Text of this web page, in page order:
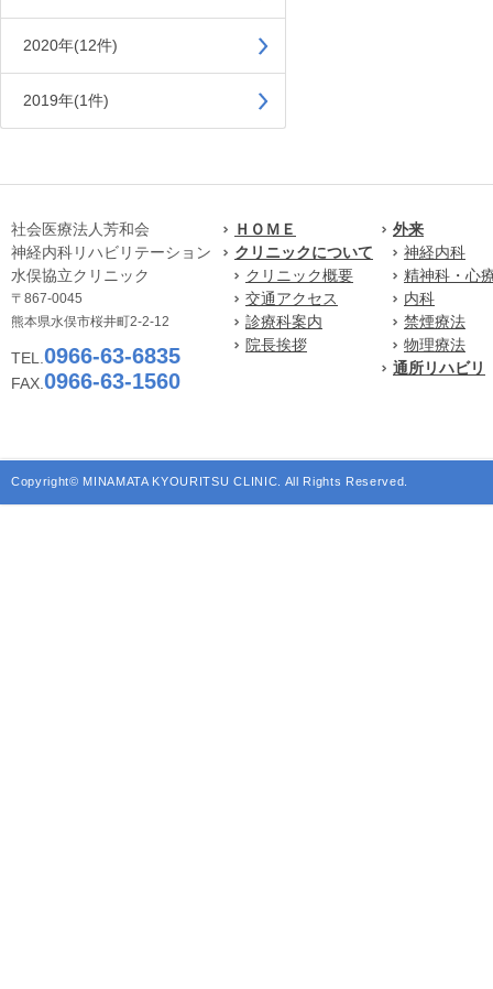
2020年(12件)
2019年(1件)
社会医療法人芳和会
神経内科リハビリテーション
水俣協立クリニック
〒867-0045
熊本県水俣市桜井町2-2-12
TEL. 0966-63-6835
FAX. 0966-63-1560
ＨＯＭＥ
クリニックについて
クリニック概要
交通アクセス
診療科案内
院長挨拶
外来
神経内科
精神科・心
内科
禁煙療法
物理療法
通所リハビリ
Copyright© MINAMATA KYOURITSU CLINIC. All Rights Reserved.